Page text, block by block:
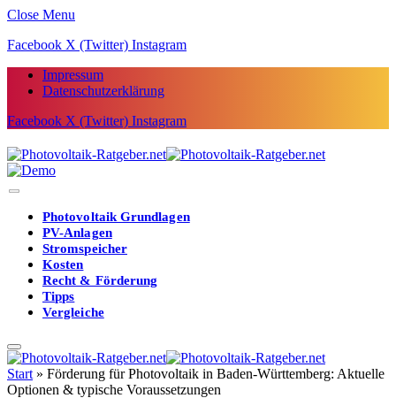
Close Menu
Facebook X (Twitter) Instagram
Impressum
Datenschutzerklärung
Facebook X (Twitter) Instagram
Photovoltaik Grundlagen
PV-Anlagen
Stromspeicher
Kosten
Recht & Förderung
Tipps
Vergleiche
Start » Förderung für Photovoltaik in Baden-Württemberg: Aktuelle
Optionen & typische Voraussetzungen